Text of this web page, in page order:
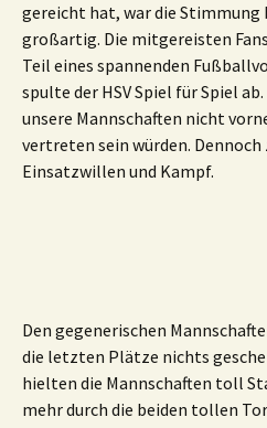
gereicht hat, war die Stimmung
großartig. Die mitgereisten
Teil eines spannenden
spulte der HSV Spiel für Spiel
unsere Mannschaften nicht
vertreten sein würden.
Einsatzwillen und Kampf.
Den gegenerischen
die letzten Plätze nichts
hielten die Mannschaften toll
mehr durch die beiden tollen